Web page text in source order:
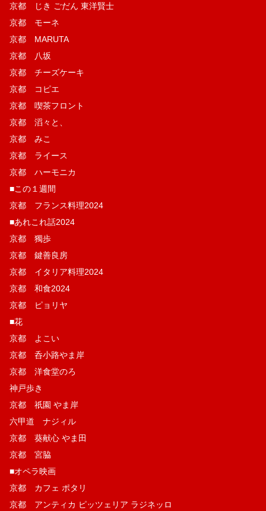
京都 じき ごだん 東洋賢士
京都 モーネ
京都 MARUTA
京都 八坂
京都 チーズケーキ
京都 コピエ
京都 喫茶フロント
京都 滔々と、
京都 みこ
京都 ライース
京都 ハーモニカ
■この１週間
京都 フランス料理2024
■あれこれ話2024
京都 獨歩
京都 鍵善良房
京都 イタリア料理2024
京都 和食2024
京都 ピョリヤ
■花
京都 よこい
京都 呑小路やま岸
京都 洋食堂のろ
神戸歩き
京都 祇園 やま岸
六甲道 ナジィル
京都 葵献心 やま田
京都 宮脇
■オペラ映画
京都 カフェ ポタリ
京都 アンティカ ピッツェリア ラジネッロ